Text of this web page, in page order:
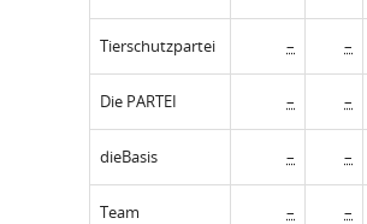
Tierschutzpartei – –
Die PARTEI – –
dieBasis – –
Team
– –